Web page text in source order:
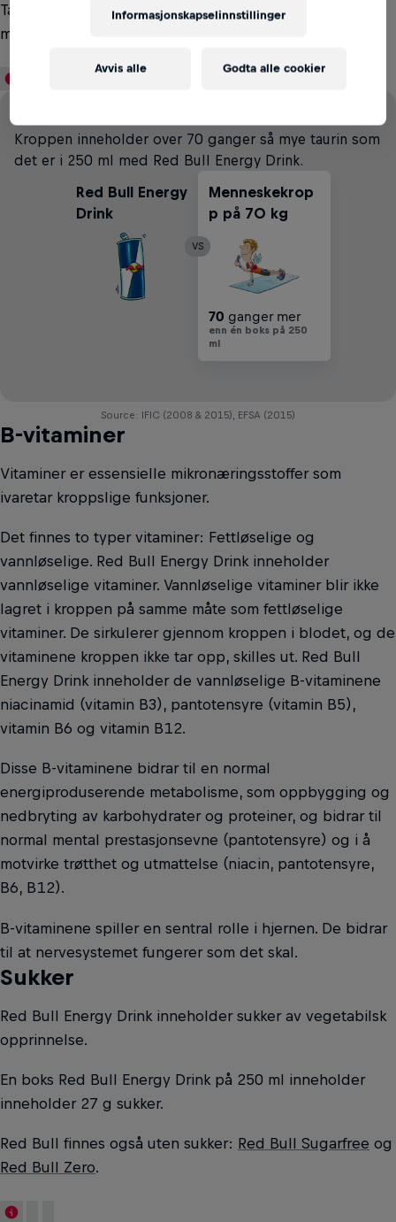
Taurin er en aminosyre som produseres naturlig i
menneskekroppen og inngår i et normalt kosthold.
Kroppen inneholder over 70 ganger så mye taurin som
det er i 250 ml med Red Bull Energy Drink.
Red Bull Energy
Drink
Menneskekrop
p på 70 kg
70 ganger mer
enn én boks på 250
ml
VS
Source: IFIC (2008 & 2015), EFSA (2015)
B-vitaminer
Vitaminer er essensielle mikronæringsstoffer som
ivaretar kroppslige funksjoner.
Det finnes to typer vitaminer: Fettløselige og
vannløselige. Red Bull Energy Drink inneholder
vannløselige vitaminer. Vannløselige vitaminer blir ikke
lagret i kroppen på samme måte som fettløselige
vitaminer. De sirkulerer gjennom kroppen i blodet, og de
vitaminene kroppen ikke tar opp, skilles ut. Red Bull
Energy Drink inneholder de vannløselige B-vitaminene
niacinamid (vitamin B3), pantotensyre (vitamin B5),
vitamin B6 og vitamin B12.
Disse B-vitaminene bidrar til en normal
energiproduserende metabolisme, som oppbygging og
nedbryting av karbohydrater og proteiner, og bidrar til
normal mental prestasjonsevne (pantotensyre) og i å
motvirke trøtthet og utmattelse (niacin, pantotensyre,
B6, B12).
B-vitaminene spiller en sentral rolle i hjernen. De bidrar
til at nervesystemet fungerer som det skal.
Sukker
Red Bull Energy Drink inneholder sukker av vegetabilsk
opprinnelse.
En boks Red Bull Energy Drink på 250 ml inneholder
inneholder 27 g sukker.
Red Bull finnes også uten sukker: Red Bull Sugarfree og
Red Bull Zero.
Informasjonskapselinnstillinger
Avvis alle Godta alle cookier